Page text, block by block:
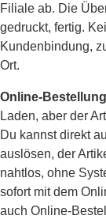
Filiale ab. Die
gedruckt, fertig.
Kundenbindung,
Ort.
Online-
Laden, aber der
Du kannst direkt
auslösen, der
nahtlos, ohne
sofort mit dem
auch Online-